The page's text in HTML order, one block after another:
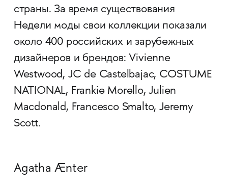
страны. За время существования
Недели моды свои коллекции показали
около 400 российских и зарубежных
дизайнеров и брендов: Vivienne
Westwood, JC de Castelbajac, COSTUME
NATIONAL, Frankie Morello, Julien
Macdonald, Francesco Smalto, Jeremy
Scott.
Agatha Ænter